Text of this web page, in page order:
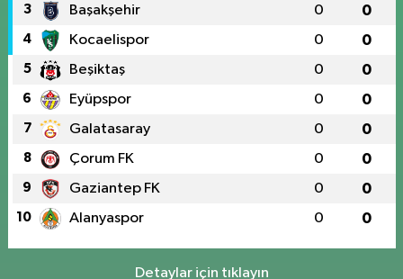
3 Başakşehir 0 0
4 Kocaelispor 0 0
5 Beşiktaş 0 0
6 Eyüpspor 0 0
7 Galatasaray 0 0
8 Çorum FK 0 0
9 Gaziantep FK 0 0
10 Alanyaspor 0 0
Detaylar için tıklayın